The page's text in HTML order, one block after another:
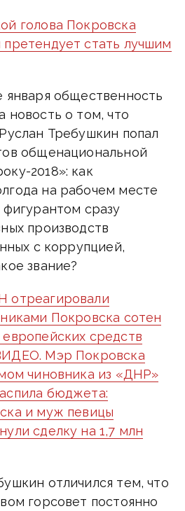
голова Покровска
стать лучшим
общественность
новость о том, что
Требушкин попал
общенациональной
2018»: как
на рабочем месте
сразу
производств
с коррупцией,
звание?
Покровска сотен
средств
Мэр Покровска
чиновника из «ДНР»
бюджета:
и муж певицы
сделку на 1,7 млн
отличился тем, что
горсовет постоянно